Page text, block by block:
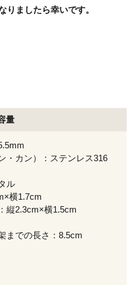
りましたら幸いです。
量
・カン）：ステンレス316
ル
横1.7cm
縦2.3cm×横1.5cm
までの長さ：8.5cm